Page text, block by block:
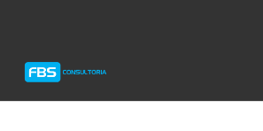
Protheus